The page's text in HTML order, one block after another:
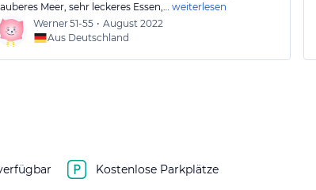
Meer, sehr leckeres Essen,… weiterlesen
Werner51-55 • August 2022
Aus Deutschland
Kostenlose Parkplätze